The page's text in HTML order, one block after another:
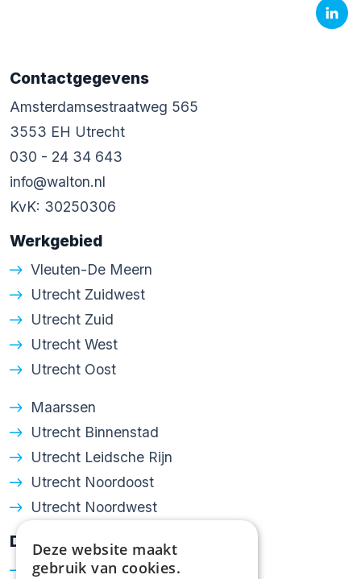
Contactgegevens
Amsterdamsestraatweg 565
3553 EH Utrecht
030 - 24 34 643
info@walton.nl
KvK: 30250306
Werkgebied
Vleuten-De Meern
Utrecht Zuidwest
Utrecht Zuid
Utrecht West
Utrecht Oost
Maarssen
Utrecht Binnenstad
Utrecht Leidsche Rijn
Utrecht Noordoost
Utrecht Noordwest
Diensten
Verkoop
Deze website maakt
gebruik van cookies.